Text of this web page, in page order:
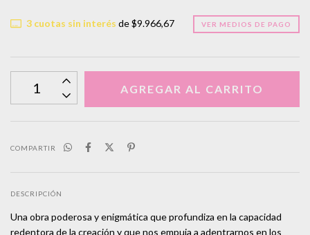
3cuotas sin interés de$9.966,67 VER MEDIOS DE PAGO
COMPARTIR
DESCRIPCIÓN
Una obra poderosa y enigmática que profundiza en la capacidad
redentora de la creación y que nos empuja a adentrarnos en los